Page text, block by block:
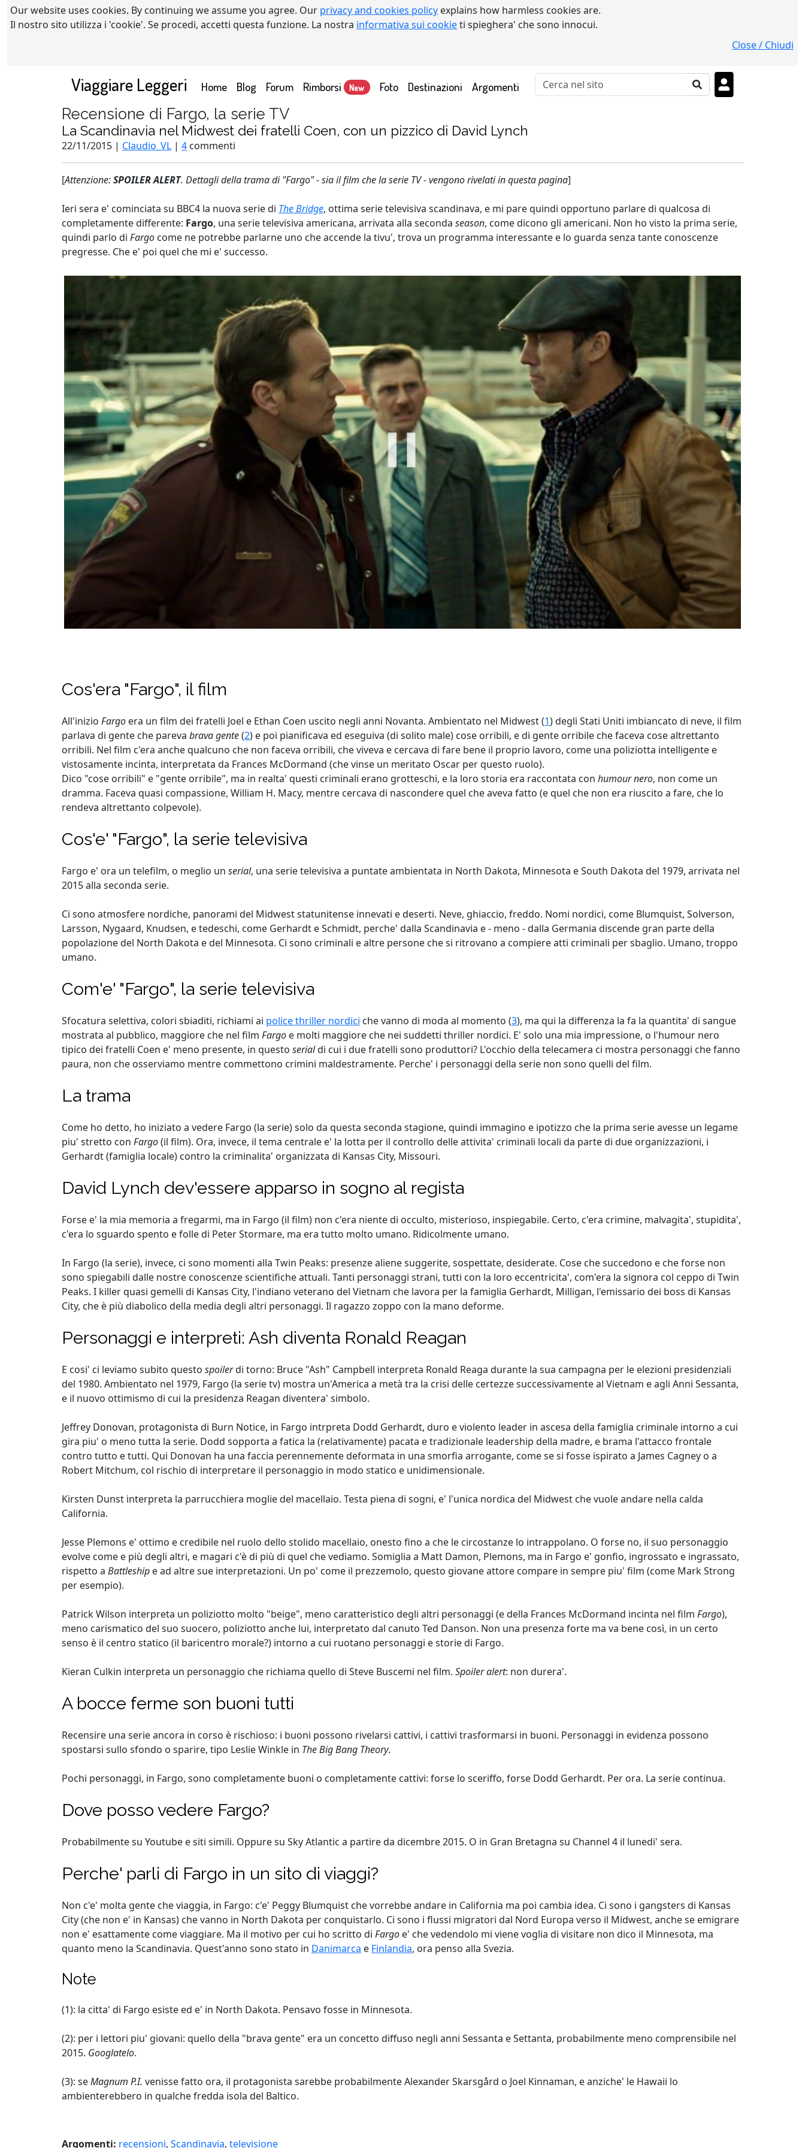
Our website uses cookies. By continuing we assume you agree. Our privacy and cookies policy explains how harmless cookies are.
Il nostro sito utilizza i 'cookie'. Se procedi, accetti questa funzione. La nostra informativa sui cookieti spieghera' che sono innocui.
Close / Chiudi
Viaggiare Leggeri Home(current)
Blog Forum Rimborsi New Foto Destinazioni Argomenti
Recensione di Fargo, la serie TV
La Scandinavia nel Midwest dei fratelli Coen, con un pizzico di David Lynch
22/11/2015 | Claudio_VL | 4 commenti
[Attenzione:SPOILER ALERT. Dettagli della trama di "Fargo" - sia il film che la serie TV - vengono rivelati in questa pagina]
Ieri sera e' cominciata su BBC4 la nuova serie di The Bridge, ottima serie televisiva scandinava, e mi pare quindi opportuno parlare di qualcosa di
completamente differente: Fargo, una serie televisiva americana, arrivata alla seconda season, come dicono gli americani. Non ho visto la prima serie,
quindi parlo di Fargo come ne potrebbe parlarne uno che accende la tivu', trova un programma interessante e lo guarda senza tante conoscenze
pregresse. Che e' poi quel che mi e' successo.
Cos'era "Fargo", il film
All'inizio Fargo era un film dei fratelli Joel e Ethan Coen uscito negli anni Novanta. Ambientato nel Midwest (1) degli Stati Uniti imbiancato di neve, il film
parlava di gente che pareva brava gente(2) e poi pianificava ed eseguiva (di solito male) cose orribili, e di gente orribile che faceva cose altrettanto
orribili. Nel film c'era anche qualcuno che non faceva orribili, che viveva e cercava di fare bene il proprio lavoro, come una poliziotta intelligente e
vistosamente incinta, interpretata da Frances McDormand (che vinse un meritato Oscar per questo ruolo).
Dico "cose orribili" e "gente orribile", ma in realta' questi criminali erano grotteschi, e la loro storia era raccontata con humour nero, non come un
dramma. Faceva quasi compassione, William H. Macy, mentre cercava di nascondere quel che aveva fatto (e quel che non era riuscito a fare, che lo
rendeva altrettanto colpevole).
Cos'e' "Fargo", la serie televisiva
Fargo e' ora un telefilm, o meglio un serial, una serie televisiva a puntate ambientata in North Dakota, Minnesota e South Dakota del 1979, arrivata nel
2015 alla seconda serie.
Ci sono atmosfere nordiche, panorami del Midwest statunitense innevati e deserti. Neve, ghiaccio, freddo. Nomi nordici, come Blumquist, Solverson,
Larsson, Nygaard, Knudsen, e tedeschi, come Gerhardt e Schmidt, perche' dalla Scandinavia e - meno - dalla Germania discende gran parte della
popolazione del North Dakota e del Minnesota. Ci sono criminali e altre persone che si ritrovano a compiere atti criminali per sbaglio. Umano, troppo
umano.
Com'e' "Fargo", la serie televisiva
Sfocatura selettiva, colori sbiaditi, richiami ai police thriller nordici che vanno di moda al momento (3), ma qui la differenza la fa la quantita' di sangue
mostrata al pubblico, maggiore che nel film Fargo e molti maggiore che nei suddetti thriller nordici. E' solo una mia impressione, o l'humour nero
tipico dei fratelli Coen e' meno presente, in questo serialdi cui i due fratelli sono produttori? L'occhio della telecamera ci mostra personaggi che fanno
paura, non che osserviamo mentre commettono crimini maldestramente. Perche' i personaggi della serie non sono quelli del film.
La trama
Come ho detto, ho iniziato a vedere Fargo (la serie) solo da questa seconda stagione, quindi immagino e ipotizzo che la prima serie avesse un legame
piu' stretto con Fargo(il film). Ora, invece, il tema centrale e' la lotta per il controllo delle attivita' criminali locali da parte di due organizzazioni, i
Gerhardt (famiglia locale) contro la criminalita' organizzata di Kansas City, Missouri.
David Lynch dev'essere apparso in sogno al regista
Forse e' la mia memoria a fregarmi, ma in Fargo (il film) non c'era niente di occulto, misterioso, inspiegabile. Certo, c'era crimine, malvagita', stupidita',
c'era lo sguardo spento e folle di Peter Stormare, ma era tutto molto umano. Ridicolmente umano.
In Fargo (la serie), invece, ci sono momenti alla Twin Peaks: presenze aliene suggerite, sospettate, desiderate. Cose che succedono e che forse non
sono spiegabili dalle nostre conoscenze scientifiche attuali. Tanti personaggi strani, tutti con la loro eccentricita', com'era la signora col ceppo di Twin
Peaks. I killer quasi gemelli di Kansas City, l'indiano veterano del Vietnam che lavora per la famiglia Gerhardt, Milligan, l'emissario dei boss di Kansas
City, che è più diabolico della media degli altri personaggi. Il ragazzo zoppo con la mano deforme.
Personaggi e interpreti: Ash diventa Ronald Reagan
E cosi' ci leviamo subito questo spoilerdi torno: Bruce "Ash" Campbell interpreta Ronald Reaga durante la sua campagna per le elezioni presidenziali
del 1980. Ambientato nel 1979, Fargo (la serie tv) mostra un'America a metà tra la crisi delle certezze successivamente al Vietnam e agli Anni Sessanta,
e il nuovo ottimismo di cui la presidenza Reagan diventera' simbolo.
Jeffrey Donovan, protagonista di Burn Notice, in Fargo intrpreta Dodd Gerhardt, duro e violento leader in ascesa della famiglia criminale intorno a cui
gira piu' o meno tutta la serie. Dodd sopporta a fatica la (relativamente) pacata e tradizionale leadership della madre, e brama l'attacco frontale
contro tutto e tutti. Qui Donovan ha una faccia perennemente deformata in una smorfia arrogante, come se si fosse ispirato a James Cagney o a
Robert Mitchum, col rischio di interpretare il personaggio in modo statico e unidimensionale.
Kirsten Dunst interpreta la parrucchiera moglie del macellaio. Testa piena di sogni, e' l'unica nordica del Midwest che vuole andare nella calda
California.
Jesse Plemons e' ottimo e credibile nel ruolo dello stolido macellaio, onesto fino a che le circostanze lo intrappolano. O forse no, il suo personaggio
evolve come e più degli altri, e magari c'è di più di quel che vediamo. Somiglia a Matt Damon, Plemons, ma in Fargo e' gonfio, ingrossato e ingrassato,
rispetto a Battleship e ad altre sue interpretazioni. Un po' come il prezzemolo, questo giovane attore compare in sempre piu' film (come Mark Strong
per esempio).
Patrick Wilson interpreta un poliziotto molto "beige", meno caratteristico degli altri personaggi (e della Frances McDormand incinta nel film Fargo),
meno carismatico del suo suocero, poliziotto anche lui, interpretato dal canuto Ted Danson. Non una presenza forte ma va bene così, in un certo
senso è il centro statico (il baricentro morale?) intorno a cui ruotano personaggi e storie di Fargo.
Kieran Culkin interpreta un personaggio che richiama quello di Steve Buscemi nel film. Spoiler alert: non durera'.
A bocce ferme son buoni tutti
Recensire una serie ancora in corso è rischioso: i buoni possono rivelarsi cattivi, i cattivi trasformarsi in buoni. Personaggi in evidenza possono
spostarsi sullo sfondo o sparire, tipo Leslie Winkle in The Big Bang Theory.
Pochi personaggi, in Fargo, sono completamente buoni o completamente cattivi: forse lo sceriffo, forse Dodd Gerhardt. Per ora. La serie continua.
Dove posso vedere Fargo?
Probabilmente su Youtube e siti simili. Oppure su Sky Atlantic a partire da dicembre 2015. O in Gran Bretagna su Channel 4 il lunedi' sera.
Perche' parli di Fargo in un sito di viaggi?
Non c'e' molta gente che viaggia, in Fargo: c'e' Peggy Blumquist che vorrebbe andare in California ma poi cambia idea. Ci sono i gangsters di Kansas
City (che non e' in Kansas) che vanno in North Dakota per conquistarlo. Ci sono i flussi migratori dal Nord Europa verso il Midwest, anche se emigrare
non e' esattamente come viaggiare. Ma il motivo per cui ho scritto di Fargo e' che vedendolo mi viene voglia di visitare non dico il Minnesota, ma
quanto meno la Scandinavia. Quest'anno sono stato in Danimarca e Finlandia, ora penso alla Svezia.
Note
(1): la citta' di Fargo esiste ed e' in North Dakota. Pensavo fosse in Minnesota.
(2): per i lettori piu' giovani: quello della "brava gente" era un concetto diffuso negli anni Sessanta e Settanta, probabilmente meno comprensibile nel
2015. Googlatelo.
(3): seMagnum P.I. venisse fatto ora, il protagonista sarebbe probabilmente Alexander Skarsgård o Joel Kinnaman, e anziche' le Hawaii lo
ambienterebbero in qualche fredda isola del Baltico.
Argomenti: recensioni, Scandinavia, televisione